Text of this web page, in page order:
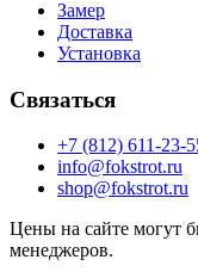
Замер
Доставка
Установка
Связаться
+7 (812) 611-23-
info@fokstrot.ru
shop@fokstrot.ru
Цены на сайте могут
менеджеров.